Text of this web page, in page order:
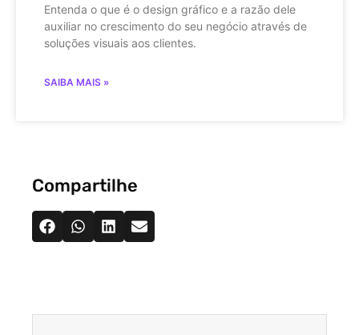
Entenda o que é o design gráfico e a razão dele
auxiliar no crescimento do seu negócio através de
soluções visuais aos clientes.
SAIBA MAIS »
Compartilhe